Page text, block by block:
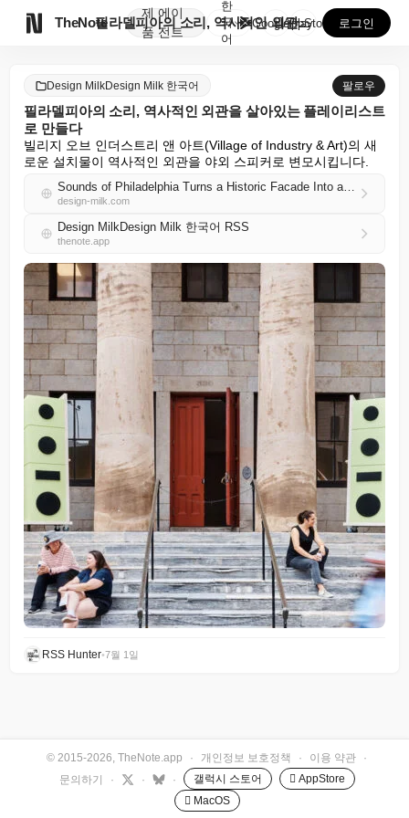
TheNote
제
품
에이
전트
필라델피아의 소리, 역사적인 외관을 살아있는 플레이리스...
한
국
어
GooglePlay
AppStore 로그인
Design MilkDesign Milk 한국어 팔로우
필라델피아의 소리, 역사적인 외관을 살아있는 플레이리스트
로 만들다
빌리지 오브 인더스트리 앤 아트(Village of Industry & Art)의 새
로운 설치물이 역사적인 외관을 야외 스피커로 변모시킵니다.
Sounds of Philadelphia Turns a Historic Facade Into a Living Playlist
design-milk.com
Design MilkDesign Milk 한국어 RSS
thenote.app
RSS Hunter•7월 1일
© 2015-2026, TheNote.app · 개인정보 보호정책 · 이용 약관
·
문의하기
· · · 갤럭시 스토어
 AppStore
 MacOS